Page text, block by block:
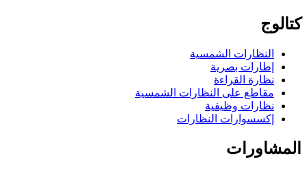
كتالوج
النظارات الشمسية
إطارات بصرية
نظارة القراءة
مقاطع على النظارات الشمسية
نظارات وظيفية
إكسسوارات النظارات
المشاورات